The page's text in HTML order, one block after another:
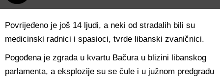
Povrijeđeno je još 14 ljudi, a neki od stradalih bili su
medicinski radnici i spasioci, tvrde libanski zvaničnici.
Pogođena je zgrada u kvartu Bačura u blizini libanskog
parlamenta, a eksplozije su se čule i u južnom predgrađu